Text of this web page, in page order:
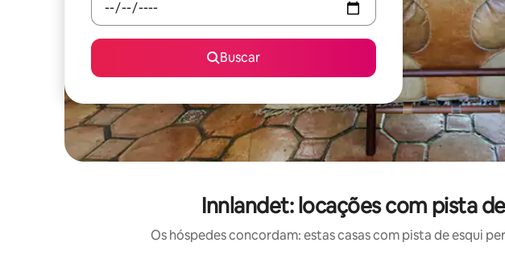
Buscar
Innlandet: locações com pista
Os hóspedes concordam: estas casas com pista de esqui